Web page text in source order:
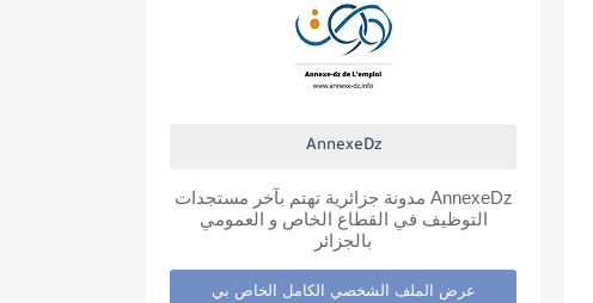
AnnexeDz
AnnexeDz مدونة جزائرية تهتم بآخر مستجدات
التوظيف في القطاع الخاص و العمومي
بالجزائر
عرض الملف الشخصي الكامل الخاص بي